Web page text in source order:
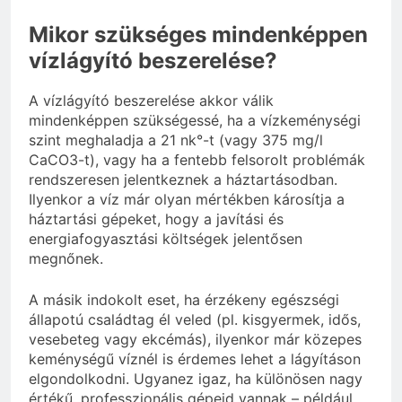
Mikor szükséges mindenképpen
vízlágyító beszerelése?
A vízlágyító beszerelése akkor válik
mindenképpen szükségessé, ha a vízkeménységi
szint meghaladja a 21 nk°-t (vagy 375 mg/l
CaCO3-t), vagy ha a fentebb felsorolt problémák
rendszeresen jelentkeznek a háztartásodban.
Ilyenkor a víz már olyan mértékben károsítja a
háztartási gépeket, hogy a javítási és
energiafogyasztási költségek jelentősen
megnőnek.
A másik indokolt eset, ha érzékeny egészségi
állapotú családtag él veled (pl. kisgyermek, idős,
vesebeteg vagy ekcémás), ilyenkor már közepes
keménységű víznél is érdemes lehet a lágyításon
elgondolkodni. Ugyanez igaz, ha különösen nagy